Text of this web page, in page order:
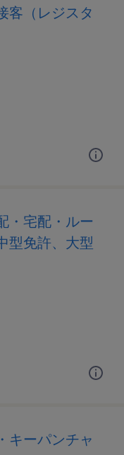
客（レジスタ
・宅配・ルー
型免許、大型
キーパンチャ